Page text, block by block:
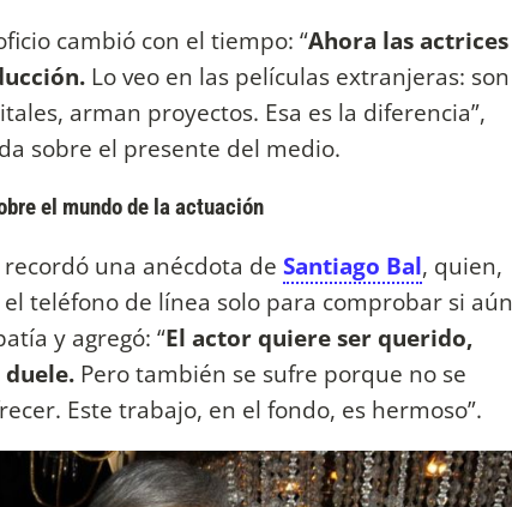
cambió con el tiempo: “Ahora las actrices
Lo veo en las películas extranjeras: son
arman proyectos. Esa es la diferencia”,
sobre el presente del medio.
el mundo de la actuación
recordó una anécdota de Santiago Bal, quien,
teléfono de línea solo para comprobar si aún
y agregó: “El actor quiere ser querido,
Pero también se sufre porque no se
Este trabajo, en el fondo, es hermoso”.